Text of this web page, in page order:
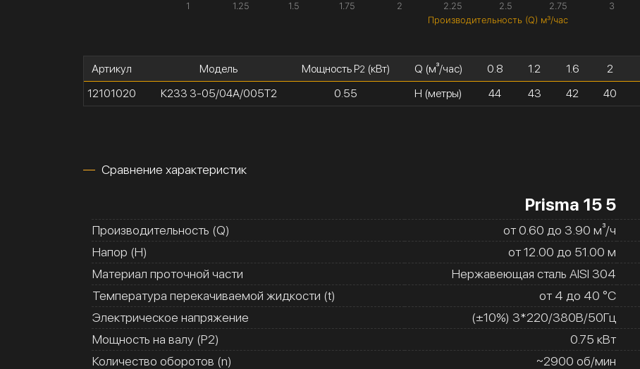
Производительность (Q) м³/час
1 1.25 1.5 1.75 2 2.25 2.5 2.75 3
Артикул
12101020
Модель
К233 3-05/04А/005Т2
Мощность P2(кВт)
0.55
Q (м³/час)
H (метры)
0.8
44
1.2
43
1.6
42
2
40
Сравнение характеристик
Prisma 15 5
Производительность (Q) от 0.60 до 3.90 м³/ч
Напор (H)
от 12.00 до 51.00 м
Материал проточной части
Нержавеющая сталь AISI 304
Температура перекачиваемой жидкости (t)
от 4 до 40 °C
Электрическое напряжение
(±10%) 3*220/380В/50Гц
Мощность на валу (Р2)
0.75 кВт
Количество оборотов (n)
~2900 об/мин